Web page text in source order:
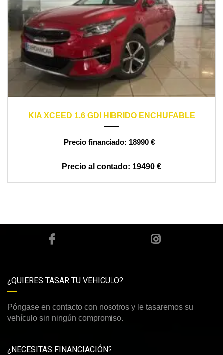
KIA XCEED 1.6 GDI HIBRIDO ENCHUFABLE
18990 €
19490 €
¿QUIERES TASAR TU VEHICULO?
Póngase en contacto con nosotros y le tasaremos su
vehículo sin ningún compromiso.
¿NECESITAS FINANCIACIÓN?